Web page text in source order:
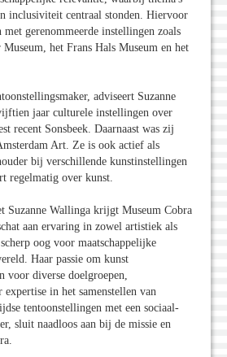
inclusiviteit centraal stonden. Hiervoor
gerenommeerde instellingen zoals
het Frans Hals Museum en het
adviseert Suzanne
jaar culturele instellingen over
recent Sonsbeek. Daarnaast was zij
Art. Ze is ook actief als
bij verschillende kunstinstellingen
regelmatig over kunst.
Suzanne Wallinga krijgt Museum Cobra
aan ervaring in zowel artistiek als
oog voor maatschappelijke
Haar passie om kunst
voor diverse doelgroepen,
expertise in het samenstellen van
tentoonstellingen met een sociaal-
sluit naadloos aan bij de missie en